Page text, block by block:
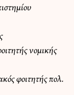
νομικής
φοιτητής πολ.